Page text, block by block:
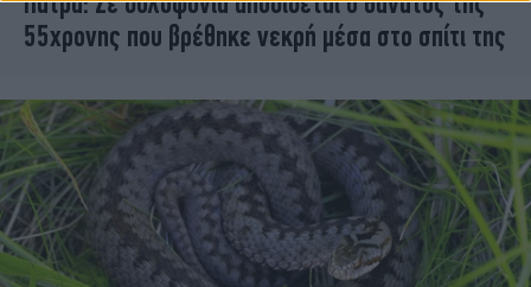
55χρονης που βρέθηκε νεκρή μέσα στο σπίτι της